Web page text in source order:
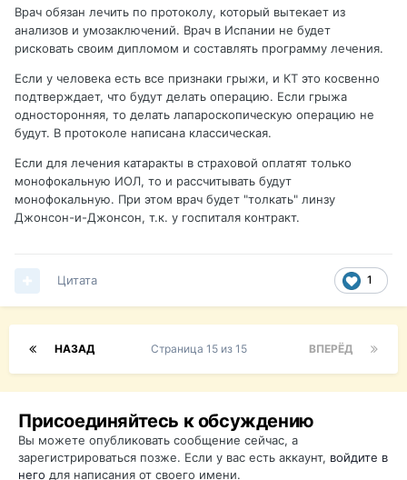
Врач обязан лечить по протоколу, который вытекает из
анализов и умозаключений. Врач в Испании не будет
рисковать своим дипломом и составлять программу лечения.
Если у человека есть все признаки грыжи, и КТ это косвенно
подтверждает, что будут делать операцию. Если грыжа
односторонняя, то делать лапароскопическую операцию не
будут. В протоколе написана классическая.
Если для лечения катаракты в страховой оплатят только
монофокальную ИОЛ, то и рассчитывать будут
монофокальную. При этом врач будет "толкать" линзу
Джонсон-и-Джонсон, т.к. у госпиталя контракт.
1
Цитата
НАЗАД ВПЕРЁД
Страница 15 из 15
Присоединяйтесь к обсуждению
Вы можете опубликовать сообщение сейчас, а
зарегистрироваться позже. Если у вас есть аккаунт, войдите в
него для написания от своего имени.